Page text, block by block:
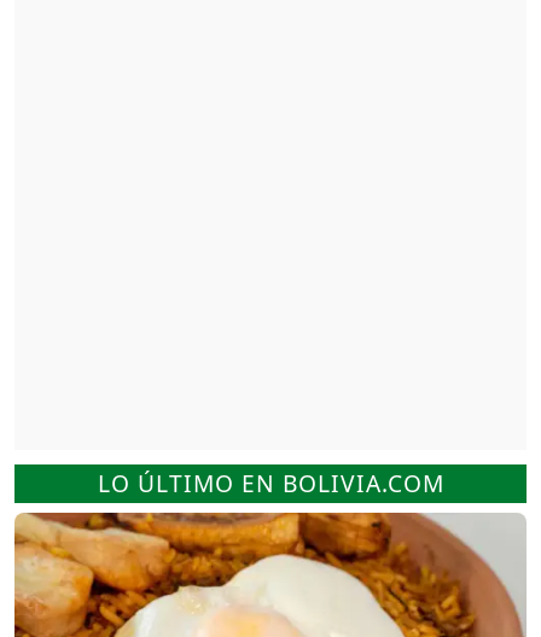
LO ÚLTIMO EN BOLIVIA.COM